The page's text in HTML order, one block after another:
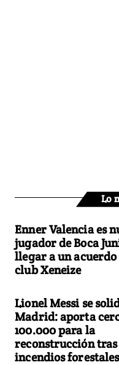
Lo
Enner Valencia es
jugador de Boca
llegar a un acuerdo
club Xeneize
Lionel Messi se
Madrid: aporta
100.000 para la
reconstrucción tras
incendios forestales